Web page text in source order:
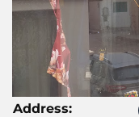
Address: